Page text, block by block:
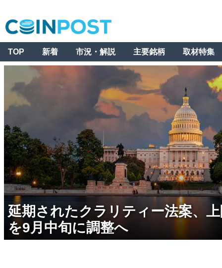
TOP 新着 市況・解説 主要銘柄 取材特集
延期されたクラリティー法案、
を9月中旬に調整へ